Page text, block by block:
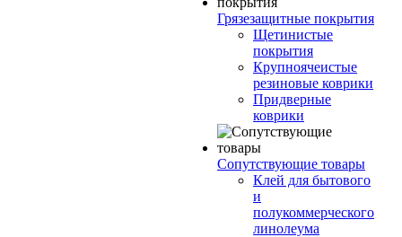
Грязезащитные покрытия
Щетинистые
покрытия
Крупноячеистые
резиновые коврики
Придверные
коврики
Сопутствующие товары
Клей для бытового
и
полукоммерческого
линолеума